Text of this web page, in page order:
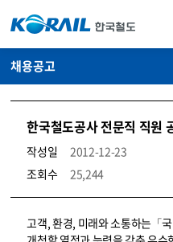
채용공고
한국철도공사 전문직 직원
작성일
2012-12-23
조회수
25,244
코레일소개_경영공시_채용공고 상세보기 – 내용, 파일, 담당자 연락처로 구성
고객, 환경, 미래와 소통하는「